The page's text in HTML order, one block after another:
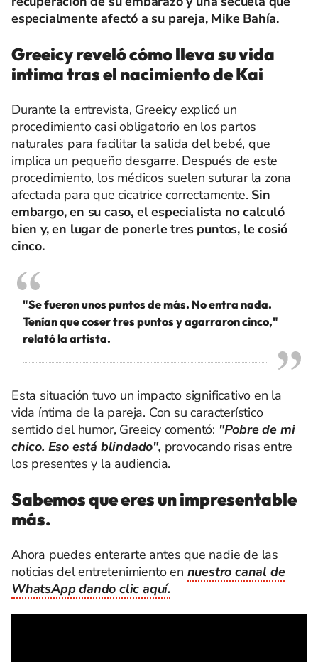
especialmente afectó a su pareja, Mike Bahía.
Greeicy reveló cómo lleva su vida
intima tras el nacimiento de Kai
Durante la entrevista, Greeicy explicó un
procedimiento casi obligatorio en los partos
naturales para facilitar la salida del bebé, que
implica un pequeño desgarre. Después de este
procedimiento, los médicos suelen suturar la zona
afectada para que cicatrice correctamente. Sin
embargo, en su caso, el especialista no calculó
bien y, en lugar de ponerle tres puntos, le cosió
cinco.
"Se fueron unos puntos de más. No entra nada.
Tenían que coser tres puntos y agarraron cinco,"
relató la artista.
Esta situación tuvo un impacto significativo en la
vida íntima de la pareja. Con su característico
sentido del humor, Greeicy comentó: "Pobre de mi
chico. Eso está blindado", provocando risas entre
los presentes y la audiencia.
Sabemos que eres un impresentable
más.
Ahora puedes enterarte antes que nadie de las
noticias del entretenimiento en nuestro canal de
WhatsApp dando clic aquí.